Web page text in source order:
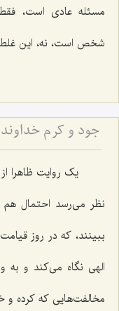
مسئله عادی است،
شخص است، نه، این
یک روایت ظاهرا
نظر می‌رسد احتمال هم
ببینند، که در روز
الهی نگاه می‌کند و
مخالفت‌هایی که کرده